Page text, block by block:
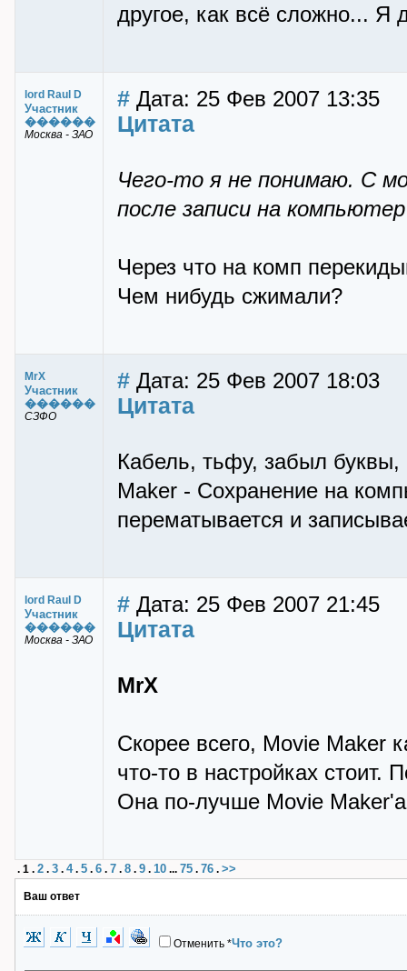
другое, как всё сложно... Я
lord Raul D
Участник
������
Москва - ЗАО
# Дата: 25 Фев 2007 13:35
Цитата
Чего-то я не понимаю. С
после записи на
Через что на комп
Чем нибудь сжимали?
MrX
Участник
������
СЗФО
# Дата: 25 Фев 2007 18:03
Цитата
Кабель, тьфу, забыл
Maker - Сохранение на
перематывается и
lord Raul D
Участник
������
Москва - ЗАО
# Дата: 25 Фев 2007 21:45
Цитата
MrX
Скорее всего, Movie Maker
что-то в настройках стоит.
Она по-лучше Movie
. 1 . 2 . 3 . 4. 5 . 6 . 7 . 8 . 9 . 10 ... 75 . 76 . >>
Ваш ответ
Отменить *Что это?